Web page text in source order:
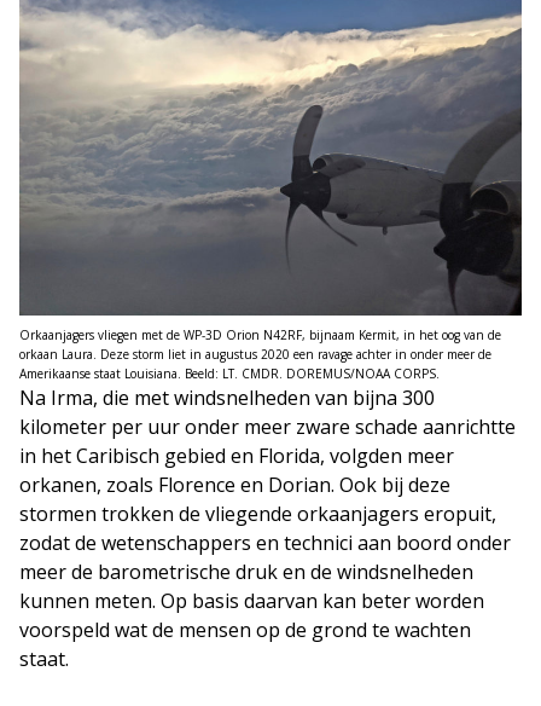
Orkaanjagers vliegen met de WP-3D Orion N42RF, bijnaam Kermit, in het oog van de
orkaan Laura. Deze storm liet in augustus 2020 een ravage achter in onder meer de
Amerikaanse staat Louisiana. Beeld: LT. CMDR. DOREMUS/NOAA CORPS.
Na Irma, die met windsnelheden van bijna 300
kilometer per uur onder meer zware schade aanrichtte
in het Caribisch gebied en Florida, volgden meer
orkanen, zoals Florence en Dorian. Ook bij deze
stormen trokken de vliegende orkaanjagers eropuit,
zodat de wetenschappers en technici aan boord onder
meer de barometrische druk en de windsnelheden
kunnen meten. Op basis daarvan kan beter worden
voorspeld wat de mensen op de grond te wachten
staat.